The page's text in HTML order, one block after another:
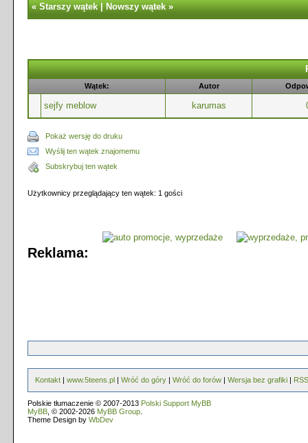
«Starszy wątek|Nowszy wątek»
Wątek: Autor
sejfy meblow karumas
Pokaż wersję do druku
Wyślij ten wątek znajomemu
Subskrybuj ten wątek
Użytkownicy przeglądający ten wątek: 1 gości
Reklama:
Kontakt | www.5teens.pl | Wróć do góry | Wróć do forów | Wersja bez grafiki | RSS
Polskie tłumaczenie © 2007-2013 Polski Support MyBB
MyBB , © 2002-2026 MyBB Group
Theme Design by WbDev